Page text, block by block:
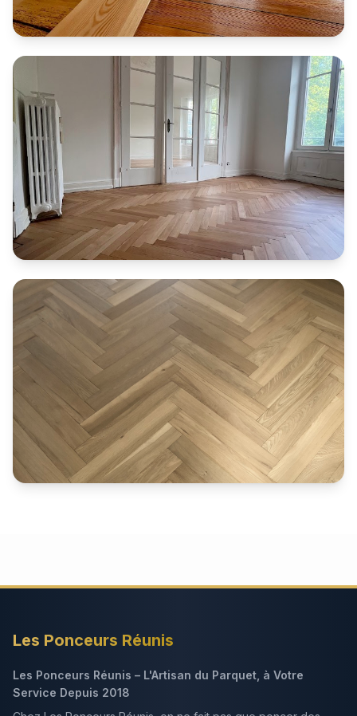
Rénovation parquet point de Hongrie
Intervention dans un immeuble ancien à Haguenau avec
restauration complète d’un parquet en pitchpin — un bois
typique des constructions des années 40. Le chantier
comprenait la réparation des seuils, le rattrapage des
zones affaiblies et une finition avec un vernis Pallmann
spécialement choisi pour réchauffer la pièce et valoriser
la couleur naturelle du pitchpin.
Vitrification parquet chêne clair
Vitrification professionnelle d'un parquet chêne clair avec
finition satinée à Sélestat
approfondis, les zones abîmées ont été réparées puis
Les Ponceurs Réunis
Les Ponceurs Réunis – L'Artisan du Parquet, à Votre
Service Depuis 2018